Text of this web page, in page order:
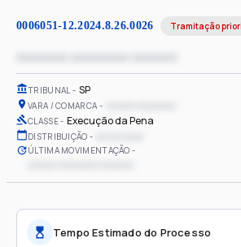
0006051-12.2024.8.26.0026 Tramitação
TRIBUNAL SP
VARA / COMARCA
CLASSE Execução da Pena
DISTRIBUIÇÃO
ÚLTIMA MOVIMENTAÇÃO
Tempo Estimado do Processo